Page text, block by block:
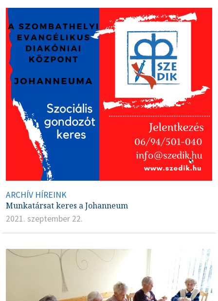
ARCHÍV HÍREINK
Munkatársat keres a Johanneum
2021. szeptember 22.